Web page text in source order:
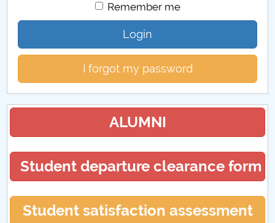
Remember me
Login
I forgot my password
ALUMNI
Student departure clearance form
Student satisfaction assessment